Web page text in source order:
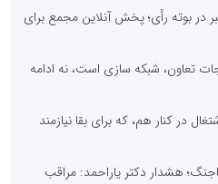
مالی سال ۱۴۰۴ کالبر در بوته رأی؛ پخش آنلاین مجمع برای
تعاون، شبکه سازی است، نه ادامه
در کنار هم، که برای بقا نیازمند
هشدار دکتر یاراحمد: مراقب